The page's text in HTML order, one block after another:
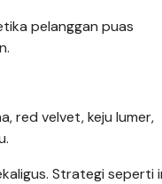
pelanggan puas
red velvet, keju lumer,
Strategi seperti